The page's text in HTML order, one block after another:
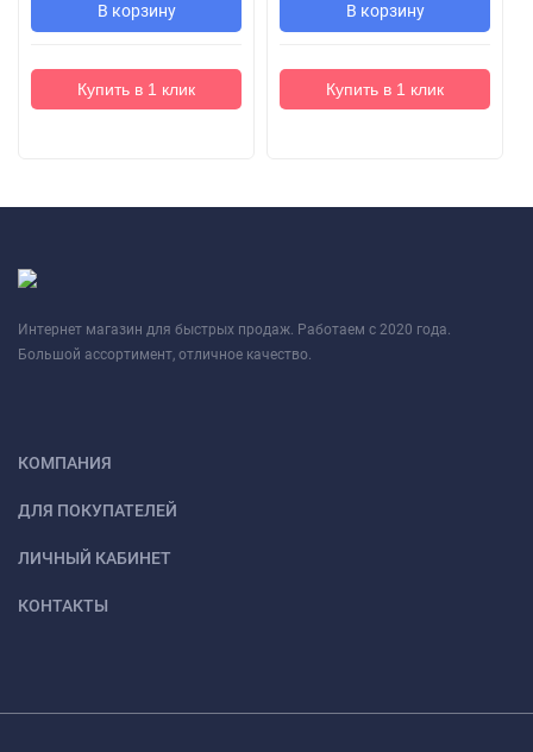
В корзину
Купить в 1 клик
В корзину
Купить в 1 клик
Интернет магазин для быстрых продаж. Работаем с 2020 года.
Большой ассортимент, отличное качество.
КОМПАНИЯ
ДЛЯ ПОКУПАТЕЛЕЙ
ЛИЧНЫЙ КАБИНЕТ
КОНТАКТЫ